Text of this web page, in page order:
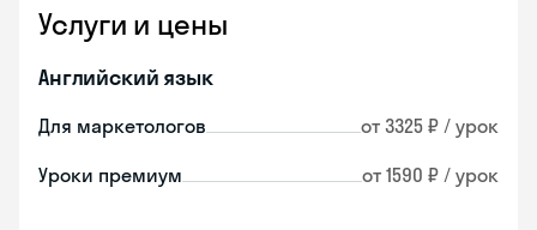
Услуги и цены
Английский язык
Для маркетологов от 3325 ₽ / урок
Уроки премиум от 1590 ₽ / урок